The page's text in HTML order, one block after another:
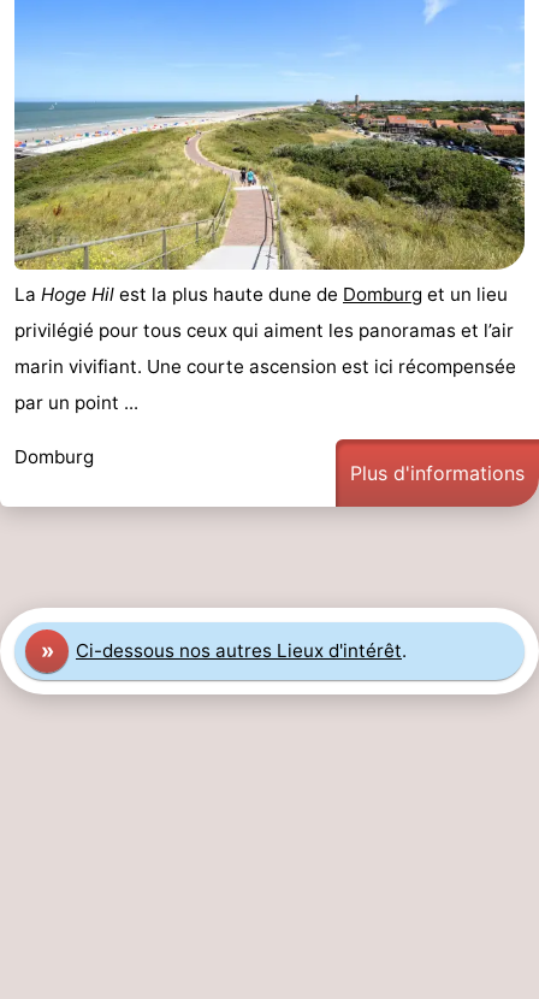
La Hoge Hil est la plus haute dune de Domburg et un lieu
privilégié pour tous ceux qui aiment les panoramas et l’air
marin vivifiant. Une courte ascension est ici récompensée
par un point ...
Domburg
Plus d'informations
» Ci-dessous nos autres Lieux d'intérêt.